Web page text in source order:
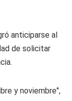
anticiparse al
de solicitar
y noviembre",